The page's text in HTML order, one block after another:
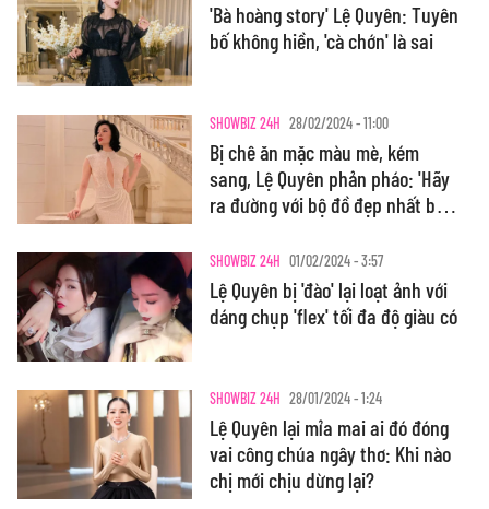
'Bà hoàng story' Lệ Quyên: Tuyên
bố không hiền, 'cà chớn' là sai
SHOWBIZ 24H 28/02/2024 - 11:00
Bị chê ăn mặc màu mè, kém
sang, Lệ Quyên phản pháo: 'Hãy
ra đường với bộ đồ đẹp nhất bạn
SHOWBIZ 24H 01/02/2024 - 3:57
Lệ Quyên bị 'đào' lại loạt ảnh với
dáng chụp 'flex' tối đa độ giàu có
SHOWBIZ 24H 28/01/2024 - 1:24
Lệ Quyên lại mỉa mai ai đó đóng
vai công chúa ngây thơ: Khi nào
chị mới chịu dừng lại?